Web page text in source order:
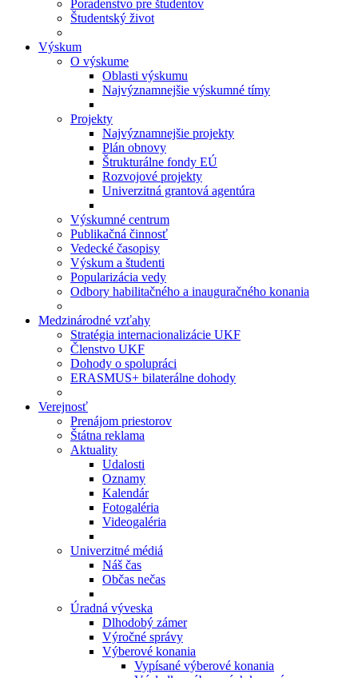
Poradenstvo pre študentov
Študentský život
Výskum
O výskume
Oblasti výskumu
Najvýznamnejšie výskumné tímy
Projekty
Najvýznamnejšie projekty
Plán obnovy
Štrukturálne fondy EÚ
Rozvojové projekty
Univerzitná grantová agentúra
Výskumné centrum
Publikačná činnosť
Vedecké časopisy
Výskum a študenti
Popularizácia vedy
Odbory habilitačného a inauguračného konania
Medzinárodné vzťahy
Stratégia internacionalizácie UKF
Členstvo UKF
Dohody o spolupráci
ERASMUS+ bilaterálne dohody
Verejnosť
Prenájom priestorov
Štátna reklama
Aktuality
Udalosti
Oznamy
Kalendár
Fotogaléria
Videogaléria
Univerzitné médiá
Náš čas
Občas nečas
Úradná výveska
Dlhodobý zámer
Výročné správy
Výberové konania
Vypísané výberové konania